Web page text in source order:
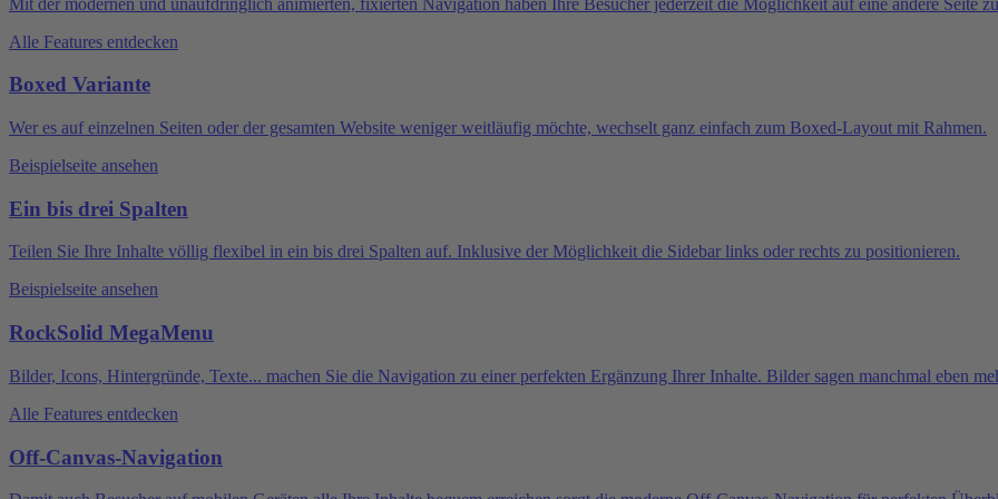
Alle Features entdecken
Boxed Variante
Wer es auf einzelnen Seiten oder der gesamten Website weniger weitläufig möchte, wechselt ganz einfach zum Boxed-Layout mit Rahmen.
Beispielseite ansehen
Ein bis drei Spalten
Teilen Sie Ihre Inhalte völlig flexibel in ein bis drei Spalten auf. Inklusive der Möglichkeit die Sidebar links oder rechts zu positionieren.
Beispielseite ansehen
RockSolid MegaMenu
Bilder, Icons, Hintergründe, Texte... machen Sie die Navigation zu einer perfekten Ergänzung Ihrer Inhalte. Bilder sagen manchmal eben
Alle Features entdecken
Off-Canvas-Navigation